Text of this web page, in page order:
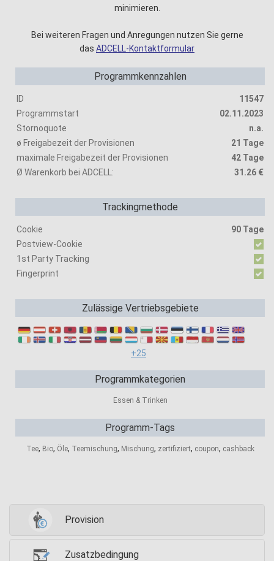
minimieren.
Bei weiteren Fragen und Anregungen nutzen Sie gerne
das ADCELL-Kontaktformular
Programmkennzahlen
ID
11547
Programmstart
02.11.2023
Stornoquote
n.a.
ø Freigabezeit der Provisionen
21 Tage
maximale Freigabezeit der Provisionen
42 Tage
Ø Warenkorb bei ADCELL:
31.26 €
Trackingmethode
Cookie
90 Tage
Postview-Cookie
1st Party Tracking
Fingerprint
Zulässige Vertriebsgebiete
+25
Programmkategorien
Essen & Trinken
Programm-Tags
Tee, Bio, Öle, Teemischung, Mischung, zertifiziert, coupon, cashback
Provision
Zusatzbedingung